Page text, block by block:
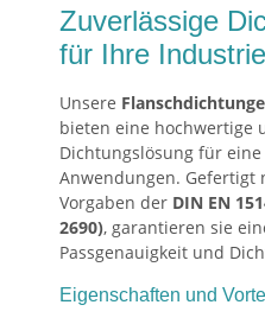
Zuverlässige
für Ihre
Unsere
bieten eine hochwertige
Dichtungslösung für
Anwendungen. Gefertigt
Vorgaben der DIN EN
2690), garantieren sie
Passgenauigkeit und
Eigenschaften und